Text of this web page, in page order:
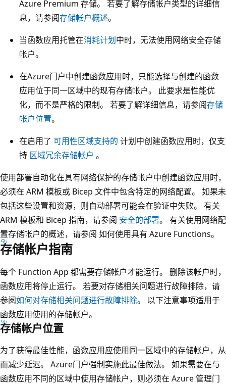
Azure Premium 存储。 若要了解存储帐户类型的详细信
息，请参阅存储帐户概述。
当函数应用托管在消耗计划中时，无法使用网络安全存储
帐户。
在Azure门户中创建函数应用时，只能选择与创建的函数
应用位于同一区域中的现有存储帐户。 此要求是性能优
化，而不是严格的限制。 若要了解详细信息，请参阅存储
帐户位置。
在启用了 可用性区域支持的 计划中创建函数应用时，仅支
持 区域冗余存储帐户 。
使用部署自动化在具有网络保护的存储帐户中创建函数应用时，
必须在 ARM 模板或 Bicep 文件中包含特定的网络配置。 如果未
包括这些设置和资源，则自动部署可能会在验证中失败。 有关
ARM 模板和 Bicep 指南，请参阅 安全的部署。 有关使用网络配
置存储帐户的概述，请参阅 如何使用具有 Azure Functions。
存储帐户指南
每个 Function App 都需要存储帐户才能运行。 删除该帐户时，
函数应用将停止运行。 若要对存储相关问题进行故障排除，请
参阅如何对存储相关问题进行故障排除。 以下注意事项适用于
函数应用使用的存储帐户。
存储帐户位置
为了获得最佳性能，函数应用应使用同一区域中的存储帐户，从
而减少延迟。 Azure门户强制实施此最佳做法。 如果需要在与
函数应用不同的区域中使用存储帐户，则必须在 Azure 管理门